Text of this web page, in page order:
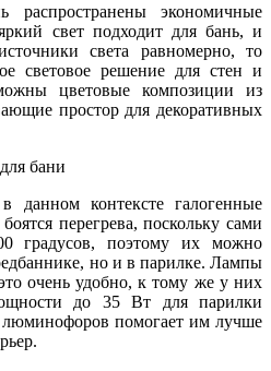
распространены экономичные
свет подходит для бань, и
света равномерно, то
световое решение для стен и
цветовые композиции из
простор для декоративных
данном контексте галогенные
перегрева, поскольку сами
градусов, поэтому их можно
но и в парилке. Лампы
очень удобно, к тому же у них
до 35 Вт для парилки
люминофоров помогает им лучше